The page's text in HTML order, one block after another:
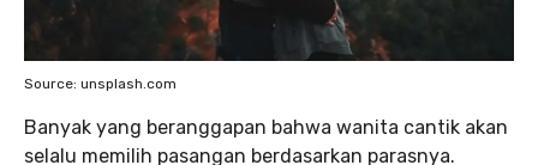
Source: unsplash.com
Banyak yang beranggapan bahwa wanita cantik akan
selalu memilih pasangan berdasarkan parasnya.